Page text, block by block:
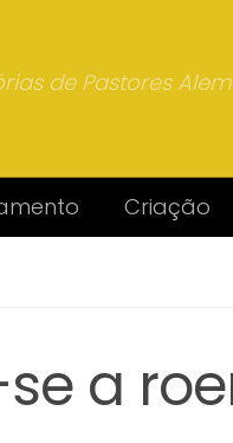
de Pastores
Criação
a